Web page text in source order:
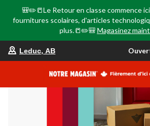
🎒✏️📒Le Retour en classe commence
fournitures scolaires, d'articles
plus.📒✏️🎒 Magasinez
votre
est
AB,
Ouvert,
Fermeture
Leduc, AB